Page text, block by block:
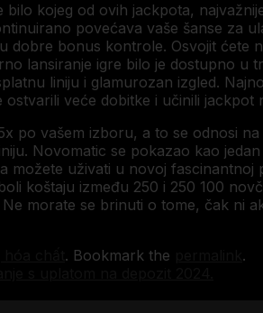
bilo kojeg od ovih jackpota,
povećava vaše šanse za
dobre bonus kontrole. Osvojit ćete
lansiranje igre bilo je dostupno u
liniju i glamurozan izgled.
veće dobitke i učinili jackpot
po vašem izboru, a to se odnosi
Novomatic se pokazao kao
možete uživati ​​u novoj
koštaju između 250 i 250 100
morate se brinuti o tome, čak ni
. Bookmark the
.